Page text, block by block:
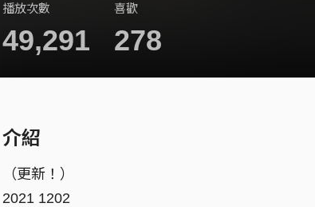
播放次數
49,291
喜歡
278
介紹
（更新！）
2021 1202